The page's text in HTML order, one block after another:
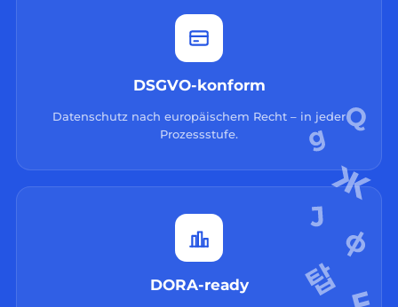
DSGVO-konform
Datenschutz nach europäischem Recht – in jeder
Prozessstufe.
DORA-ready